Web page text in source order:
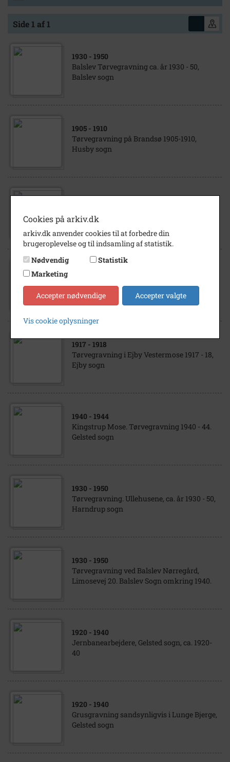
Side 1 af 1
1930 - 1950
Balslev Tørvegravning ca. år 1930 - 50,
Balslev sogn
1905 - 1910
Tørvegravning på Brandsø 1905-1910,
Husby sogn
Nielsen Fjelsted Niels Jacobsen Ejby
Vestermosevej 2 ca. år 1920 - 60, Balslev
sogn
1917 - 1918
Tørvegravning i Ejby Vestermose 1917 - 18,
Ejby sogn
1940 - 1944
Kingstrup Mose. Tørvegravning 1940 - 44.
Gelsted sogn
1930 - 1950
Tørvegravning. Ullehusene, ca. år 1930 - 50,
Harndrup sogn
1930 - 1950
Tørvegravning ved Balslev Nørregård,
Limosevej 20. Balslev Sogn omkring 1940.
1920 - 1940
Jernbanearbejdere, Gelsted sogn, ca. 1920-
40
1920 - 1940
Grusgravning sandsynligvis i Lunge Bjerge,
Gelsted sogn
Cookies på arkiv.dk
arkiv.dk anvender cookies til at forbedre din
brugeroplevelse og til indsamling af statistik.
Nødvendig
Statistik
Marketing
Accepter nødvendige Accepter valgte
Vis cookie oplysninger